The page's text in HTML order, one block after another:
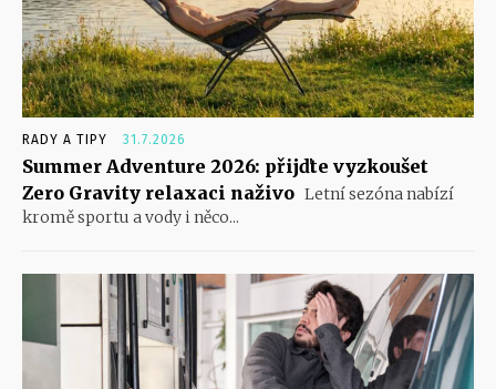
RADY A TIPY 31.7.2026
Summer Adventure 2026: přijďte vyzkoušet
Zero Gravity relaxaci naživo Letní sezóna nabízí
kromě sportu a vody i něco...